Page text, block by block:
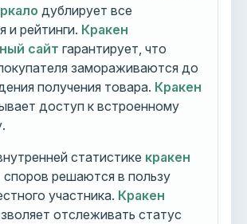
дублирует все
и рейтинги. Кракен
сайт гарантирует, что
замораживаются до
получения товара. Кракен
доступ к встроенному
статистике кракен
споров решаются в пользу
участника. Кракен
отслеживать статус